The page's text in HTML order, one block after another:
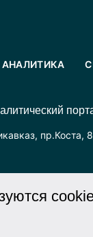
ФС77-72025
АНАЛИТИКА
пр.Коста,